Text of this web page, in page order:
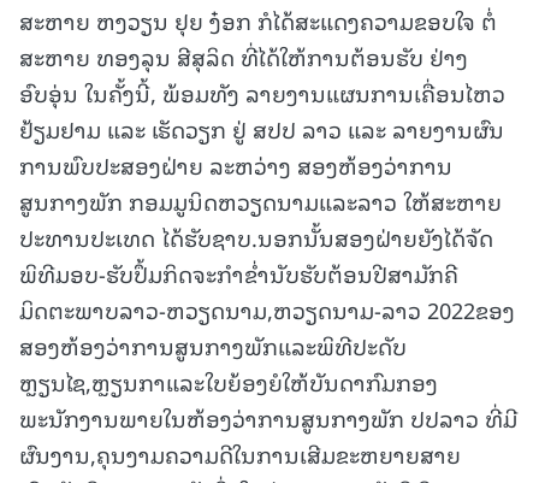
ສະຫາຍ ຫງວຽນ ຢຸຍ ງ໋ອກ ກໍໄດ້ສະແດງຄວາມຂອບໃຈ ຕໍ່
ສະຫາຍ ທອງລຸນ ສີສຸລິດ ທີ່ໄດ້ໃຫ້ການຕ້ອນຮັບ ຢ່າງ
ອົບອຸ່ນ ໃນຄັ້ງນີ້, ພ້ອມທັງ ລາຍງານແຜນການເຄື່ອນໄຫວ
ຢ້ຽມຢາມ ແລະ ເຮັດວຽກ ຢູ່ ສປປ ລາວ ແລະ ລາຍງານຜົນ
ການພົບປະສອງຝ່າຍ ລະຫວ່າງ ສອງຫ້ອງວ່າການ
ສູນກາງພັກ ກອມມູນິດຫວຽດນາມແລະລາວ ໃຫ້ສະຫາຍ
ປະທານປະເທດ ໄດ້ຮັບຊາບ.ນອກນັ້ນສອງຝ່າຍຍັງໄດ້ຈັດ
ພິທີມອບ-ຮັບປຶ້ມກິດຈະກຳຂໍ່ານັບຮັບຕ້ອນປີສາມັກຄີ
ມິດຕະພາບລາວ-ຫວຽດນາມ,ຫວຽດນາມ-ລາວ 2022ຂອງ
ສອງຫ້ອງວ່າການສູນກາງພັກແລະພິທີປະດັບ
ຫຼຽນໄຊ,ຫຼຽນກາແລະໃບຍ້ອງຍໍໃຫ້ບັນດາກົມກອງ
ພະນັກງານພາຍໃນຫ້ອງວ່າການສູນກາງພັກ ປປລາວ ທີ່ມີ
ຜົນງານ,ຄຸນງາມຄວາມດີໃນການເສີມຂະຫຍາຍສາຍ